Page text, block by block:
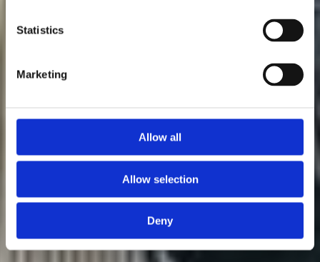
Statistics
Marketing
Allow all
Allow selection
Deny